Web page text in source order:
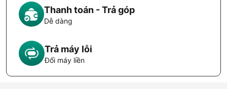
Thanh toán - Trả góp
Dễ dàng
Trả máy lỗi
Đổi máy liền